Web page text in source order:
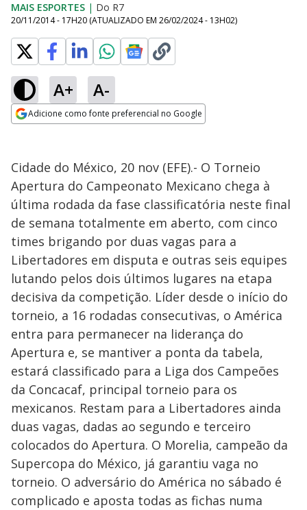
MAIS ESPORTES | Do R7
20/11/2014 - 17H20 (ATUALIZADO EM 26/02/2024 - 13H02)
A+ A-
Adicione como fonte preferencial no Google
Cidade do México, 20 nov (EFE).- O Torneio
Apertura do Campeonato Mexicano chega à
última rodada da fase classificatória neste final
de semana totalmente em aberto, com cinco
times brigando por duas vagas para a
Libertadores em disputa e outras seis equipes
lutando pelos dois últimos lugares na etapa
decisiva da competição. Líder desde o início do
torneio, a 16 rodadas consecutivas, o América
entra para permanecer na liderança do
Apertura e, se mantiver a ponta da tabela,
estará classificado para a Liga dos Campeões
da Concacaf, principal torneio para os
mexicanos. Restam para a Libertadores ainda
duas vagas, dadas ao segundo e terceiro
colocados do Apertura. O Morelia, campeão da
Supercopa do México, já garantiu vaga no
torneio. O adversário do América no sábado é
complicado e aposta todas as fichas numa